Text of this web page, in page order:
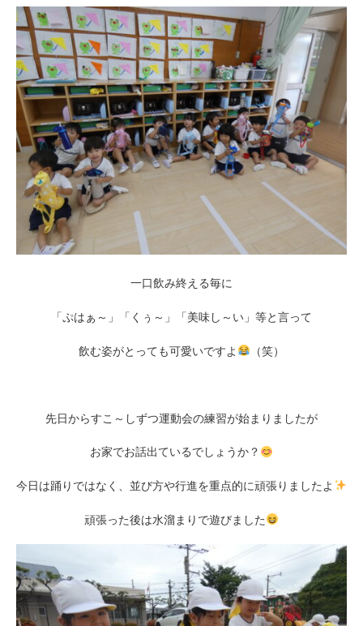
一口飲み終える毎に
「ぷはぁ～」「くぅ～」「美味し～い」等と言って
飲む姿がとっても可愛いですよ （笑）
先日からすこ～しずつ運動会の練習が始まりましたが
お家でお話出ているでしょうか？
今日は踊りではなく、並び方や行進を重点的に頑張りましたよ
頑張った後は水溜まりで遊びました